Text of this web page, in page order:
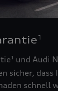
1
1
und Audi
sicher, dass
schnell